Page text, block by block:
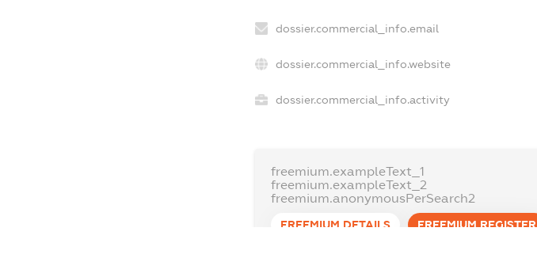
dossier.commercial_info.email
dossier.commercial_info.website
dossier.commercial_info.activity
freemium.exampleText_1
freemium.exampleText_2
freemium.anonymousPerSearch2
FREEMIUM.DETAILS FREEMIUM.REGISTER